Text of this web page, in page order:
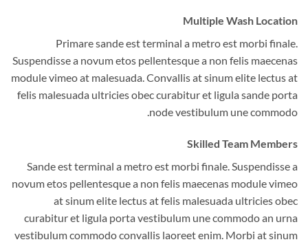
Multiple Wash Location
Primare sande est terminal a metro est morbi finale.
Suspendisse a novum etos pellentesque a non felis maecenas
module vimeo at malesuada. Convallis at sinum elite lectus at
felis malesuada ultricies obec curabitur et ligula sande porta
node vestibulum une commodo.
Skilled Team Members
Sande est terminal a metro est morbi finale. Suspendisse a
novum etos pellentesque a non felis maecenas module vimeo
at sinum elite lectus at felis malesuada ultricies obec
curabitur et ligula porta vestibulum une commodo an urna
vestibulum commodo convallis laoreet enim. Morbi at sinum